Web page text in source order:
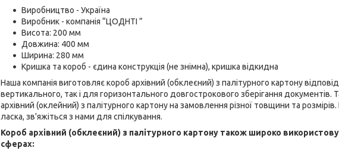
Виробництво - Україна
Виробник - компанія “ЦОДНТІ ”
Висота: 200 мм
Довжина: 400 мм
Ширина: 280 мм
Кришка та короб - єдина конструкція (не знімна), кришка відкидна
Наша компанія виготовляє короб архівний (обклеєний) з палітурного картону
вертикального, так і для горизонтального довгострокового зберігання
архівний (оклейний) з палітурного картону на замовлення різної товщини та
ласка, зв'яжіться з нами для спілкування.
Короб архівний (обклеєний) з палітурного картону також широко
сферах: